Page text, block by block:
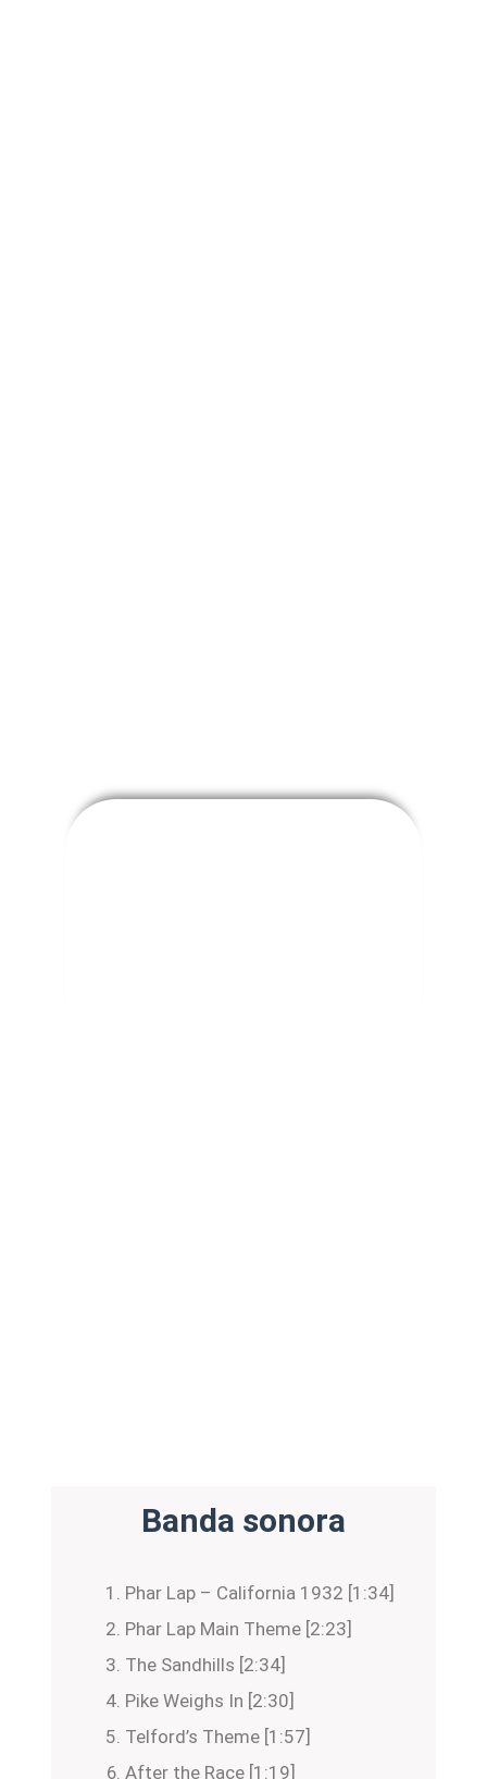
Banda sonora
Phar Lap – California 1932 [1:34]
Phar Lap Main Theme [2:23]
The Sandhills [2:34]
Pike Weighs In [2:30]
Telford’s Theme [1:57]
After the Race [1:19]